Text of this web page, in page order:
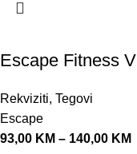
Escape Fitness
Rekviziti, Tegovi
Escape
93,00 KM – 140,00 KM